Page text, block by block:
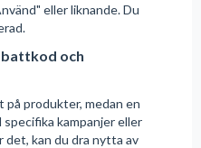
eller liknande. Du
och
produkter, medan en
specifika kampanjer eller
det, kan du dra nytta av